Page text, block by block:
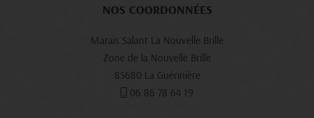
NOS COORDONNÉES
Marais Salant La Nouvelle Brille
Zone de la Nouvelle Brille
85680 La Guérinière
06 86 78 64 19